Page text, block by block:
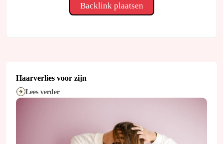
Backlink plaatsen
Haarverlies voor zijn
Lees verder